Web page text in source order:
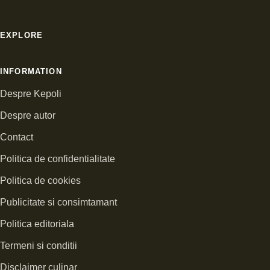
EXPLORE
INFORMATION
Despre Kepoli
Despre autor
Contact
Politica de confidentialitate
Politica de cookies
Publicitate si consimtamant
Politica editoriala
Termeni si conditii
Disclaimer culinar